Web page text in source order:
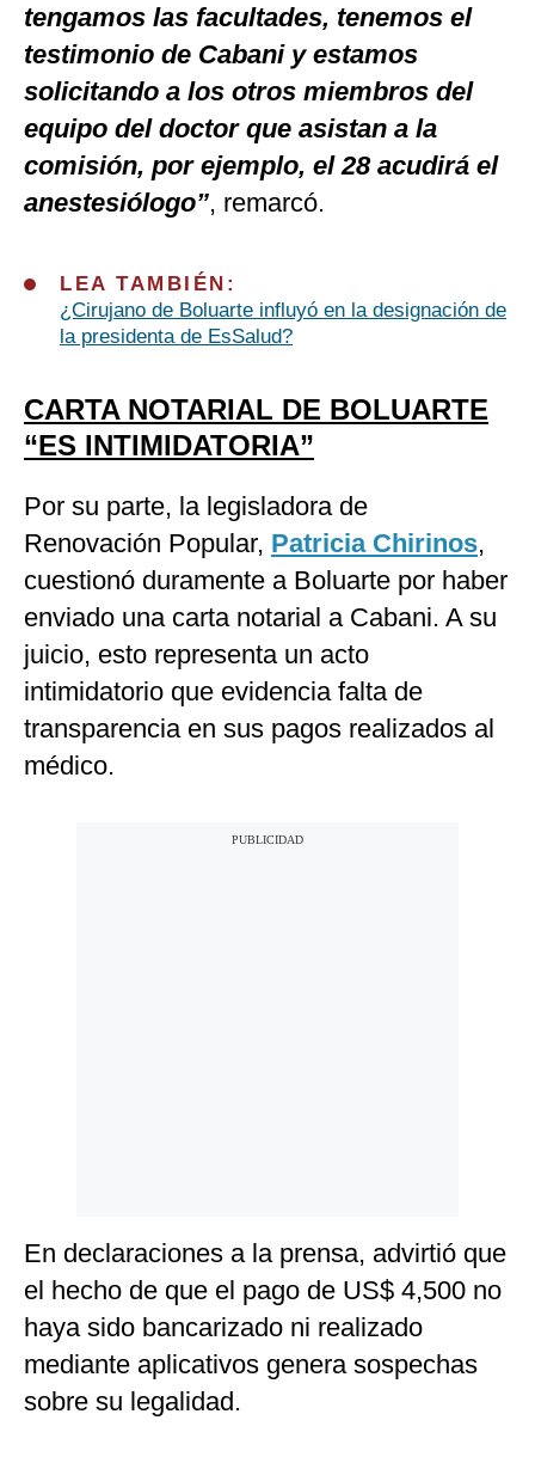
tengamos las facultades, tenemos el
testimonio de Cabani y estamos
solicitando a los otros miembros del
equipo del doctor que asistan a la
comisión, por ejemplo, el 28 acudirá el
anestesiólogo”, remarcó.
LEA TAMBIÉN:
¿Cirujano de Boluarte influyó en la designación de
la presidenta de EsSalud?
CARTA NOTARIAL DE BOLUARTE
“ES INTIMIDATORIA”
Por su parte, la legisladora de
Renovación Popular, Patricia Chirinos,
cuestionó duramente a Boluarte por haber
enviado una carta notarial a Cabani. A su
juicio, esto representa un acto
intimidatorio que evidencia falta de
transparencia en sus pagos realizados al
médico.
En declaraciones a la prensa, advirtió que
el hecho de que el pago de US$ 4,500 no
haya sido bancarizado ni realizado
mediante aplicativos genera sospechas
sobre su legalidad.